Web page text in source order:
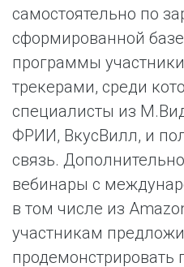
самостоятельно по
сформированной
программы
трекерами, среди
специалисты из
ФРИИ, ВкусВилл, и
связь.
вебинары с
в том числе из
участникам
продемонстрировать